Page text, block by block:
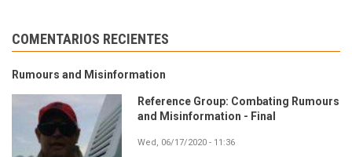
COMENTARIOS RECIENTES
Rumours and Misinformation
Reference Group: Combating Rumours
and Misinformation - Final
Wed, 06/17/2020 - 11:36